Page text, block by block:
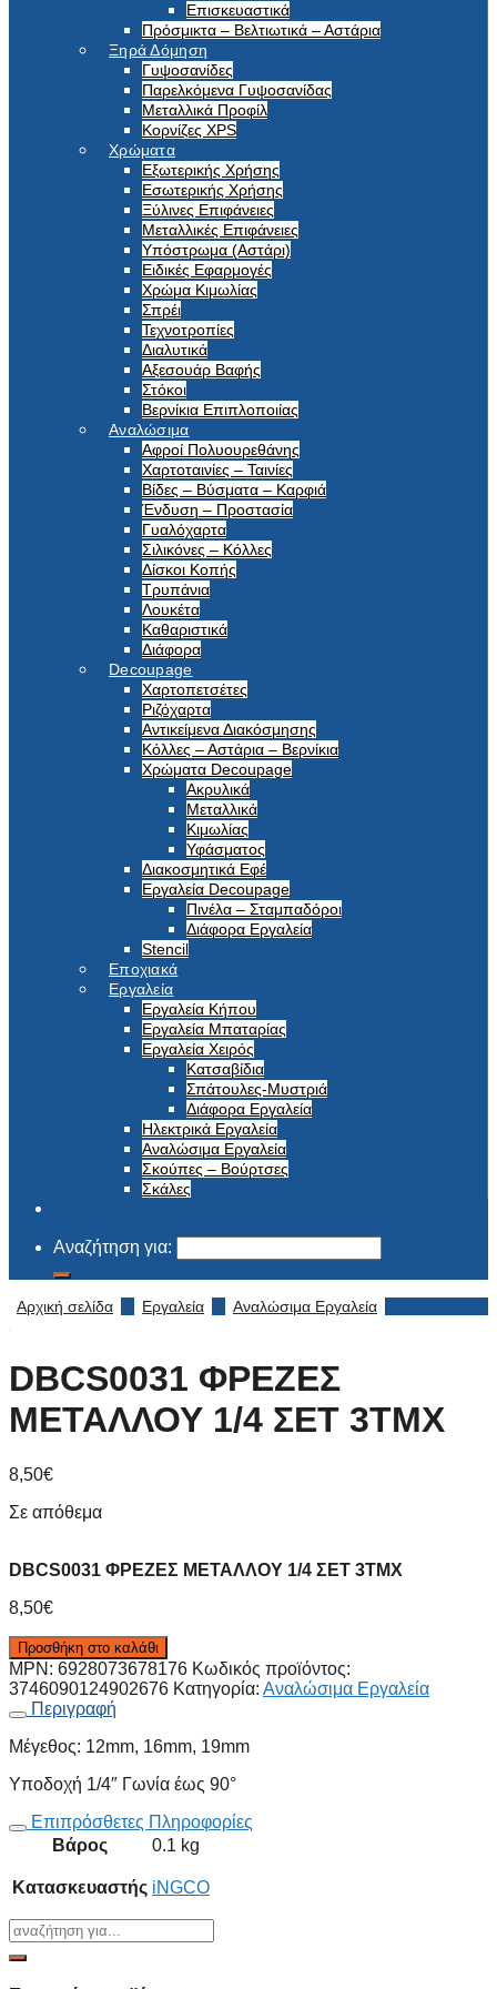
Επισκευαστικά
Πρόσμικτα – Βελτιωτικά – Αστάρια
Ξηρά Δόμηση
Γυψοσανίδες
Παρελκόμενα Γυψοσανίδας
Μεταλλικά Προφίλ
Κορνίζες XPS
Χρώματα
Εξωτερικής Χρήσης
Εσωτερικής Χρήσης
Ξύλινες Επιφάνειες
Μεταλλικές Επιφάνειες
Υπόστρωμα (Αστάρι)
Ειδικές Εφαρμογές
Χρώμα Κιμωλίας
Σπρέι
Τεχνοτροπίες
Διαλυτικά
Αξεσουάρ Βαφής
Στόκοι
Βερνίκια Επιπλοποιίας
Αναλώσιμα
Αφροί Πολυουρεθάνης
Χαρτοταινίες – Ταινίες
Βίδες – Βύσματα – Καρφιά
Ένδυση – Προστασία
Γυαλόχαρτα
Σιλικόνες – Κόλλες
Δίσκοι Κοπής
Τρυπάνια
Λουκέτα
Καθαριστικά
Διάφορα
Decoupage
Χαρτοπετσέτες
Ριζόχαρτα
Αντικείμενα Διακόσμησης
Κόλλες – Αστάρια – Βερνίκια
Χρώματα Decoupage
Ακρυλικά
Μεταλλικά
Κιμωλίας
Υφάσματος
Διακοσμητικά Εφέ
Εργαλεία Decoupage
Πινέλα – Σταμπαδόροι
Διάφορα Εργαλεία
Stencil
Εποχιακά
Εργαλεία
Εργαλεία Κήπου
Εργαλεία Μπαταρίας
Εργαλεία Χειρός
Κατσαβίδια
Σπάτουλες-Μυστριά
Διάφορα Εργαλεία
Ηλεκτρικά Εργαλεία
Αναλώσιμα Εργαλεία
Σκούπες – Βούρτσες
Σκάλες
Αναζήτηση για:
Αρχική σελίδα / Εργαλεία / Αναλώσιμα Εργαλεία
DBCS0031 ΦΡΕΖΕΣ
ΜΕΤΑΛΛΟΥ 1/4 ΣΕΤ 3ΤΜΧ
8,50€
Σε απόθεμα
DBCS0031 ΦΡΕΖΕΣ ΜΕΤΑΛΛΟΥ 1/4 ΣΕΤ 3ΤΜΧ
8,50€
Προσθήκη στο καλάθι
MPN: 6928073678176 Κωδικός προϊόντος:
3746090124902676 Κατηγορία: Αναλώσιμα Εργαλεία
Περιγραφή
Μέγεθος: 12mm, 16mm, 19mm
Υποδοχή 1/4″ Γωνία έως 90°
Επιπρόσθετες Πληροφορίες
Βάρος
0.1 kg
Κατασκευαστής iNGCO